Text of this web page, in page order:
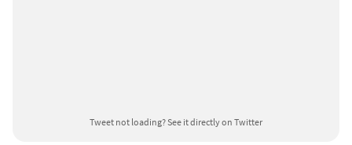
Tweet not loading?See it directly on Twitter